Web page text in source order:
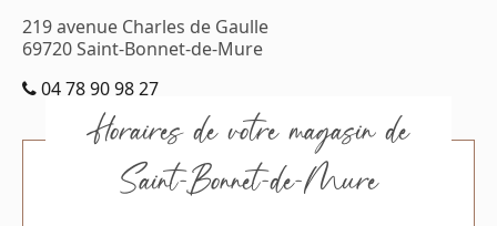
219 avenue Charles de Gaulle
69720Saint-Bonnet-de-Mure
04 78 90 98 27
Horaires de votre magasin de
Saint-Bonnet-de-Mure